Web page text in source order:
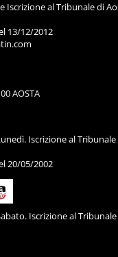
Iscrizione al Tribunale di
13/12/2012
AOSTA
Iscrizione al
20/05/2002
Iscrizione al